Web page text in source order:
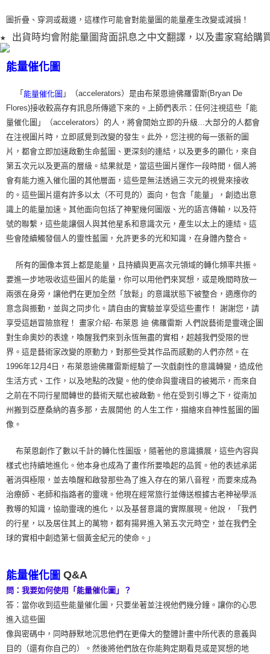
圖折疊、穿洞或裁邊，這樣作可能會對能量圖的能量產生改變或減損！
★ 出貨時均會附能量圖背面訊息之中文翻譯，以及畫家寫給購
能量催化圖
「 能量催化圖 」（accelerators）是由布萊恩迪佛羅雷斯(Bryan De
Flores)接收較高存有訊息所傳遞下來的。上師們表示：任何注視這些「能
量催化圖」（accelerators）的人，將會開始立即的升級...大部分的人都會
在注視圖片時，立即感覺到改變的發生。此外，您注視的每一張新的圖
片，都會立即加速啟動生命藍圖、更深刻的連結，以及更多的顯化，來自
第五次元以及更高的層級。結果就是，當這些圖片運作一段時間，個人將
會有能力進入催化圖的其他層面，這些是無法透過三次元的視覺來接收
的。這些圖片還有許多以太（不可見的）面向，包含「能量」，創造出意
識上的能量加速。其他面向包括了神聖幾何圖版、光的語言傳輸，以及符
號的聯繫，這些能讓個人與其他星系和意識次元，產生以太上的連結。這
些會陸續觸發個人的靈性藍圖，允許更多的光和知識，在身體內整合。
所有的圖像本質上都是能量，且持續與更高次元領域的轉化頻率共振。
要進一步地吸收這些圖片的能量，你可以用他們來冥想，或是晚間時放一
兩張在身旁，讓他們在更加全然「放鬆」的意識狀態下被整合，適應你的
意念與振動，並與之同步化。請自由的實驗並享受這些畫作！ 謝謝您，請
享受這趟冒險旅程！ 畫家介紹- 布萊恩 迪 佛羅雷斯 人們說藝術是靈魂企圖
對生命奧妙的表達，喚醒我們來到永恆無盡的實相，超越我們受限的世
界。這是藝術家改變的原動力，對那些受其作品而感動的人們亦然。在
1996年12月4日，布萊恩迪佛羅雷斯經驗了一次戲劇性的意識轉變，造成他
生活方式、工作，以及地點的改變。他的使命與靈魂目的被揭示，而來自
之前在不同行星間轉世的藝術天賦也被啟動。他在受到引導之下，從南加
州搬到亞歷桑納的喜多那，去展開他 的人生工作，描繪來自神性藍圖的圖
像。
布萊恩創作了數以千計的轉化性圖版，隨著他的意識擴展，這些內容與
樣式也持續地進化。他本身也成為了畫作所要喚起的品質。他的表述承諾
著消弭極限，並去喚醒和啟發那些為了進入存在的第八音程，而要來成為
治療師、老師和指路者的靈魂。他現在經常旅行並傳送根據古老神祕學派
教導的知識，協助靈魂的進化，以及基督意識的實際展現。他說，「我們
的行星，以及居住其上的萬物，都有揚昇進入第五次元時空，並在我們全
球的實相中創造第七個黃金紀元的使命。」
能量催化圖 Q&A
問：我要如何使用「能量催化圖」？
答：當你收到這些能量催化圖，只要坐著並注視他們幾分鐘。讓你的心思
進入這些圖
像與密碼中，同時靜默地沉思他們在更偉大的整體計畫中所代表的意義與
目的（還有你自己的）。然後將他們放在你能夠定期看見或是冥想的地